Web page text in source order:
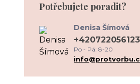
Potřebujete poradit?
Denisa Šímová
+420722056123
Po - Pá: 8-20